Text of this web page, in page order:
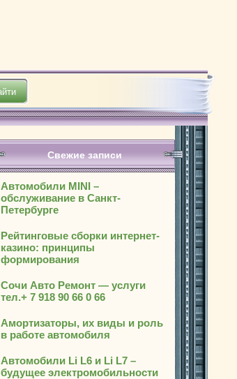
Свежие записи
Автомобили MINI –
обслуживание в Санкт-
Петербурге
Рейтинговые сборки интернет-
казино: принципы
формирования
Сочи Авто Ремонт — услуги
тел.+ 7 918 90 66 0 66
Амортизаторы, их виды и роль
в работе автомобиля
Автомобили Li L6 и Li L7 –
будущее электромобильности